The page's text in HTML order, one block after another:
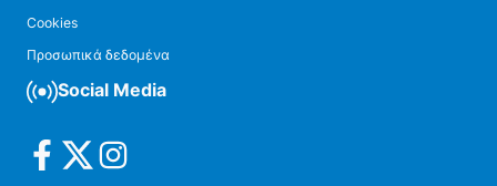
Cookies
Προσωπικά δεδομένα
Social Media